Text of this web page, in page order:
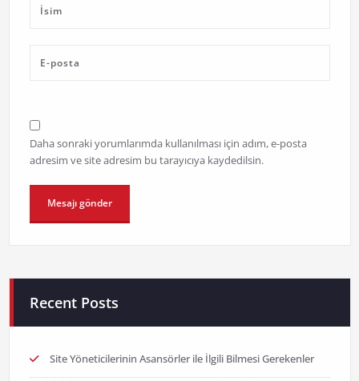
Daha sonraki yorumlarımda kullanılması için adım, e-posta
adresim ve site adresim bu tarayıcıya kaydedilsin.
Recent Posts
Site Yöneticilerinin Asansörler ile İlgili Bilmesi Gerekenler